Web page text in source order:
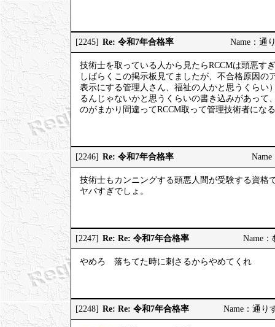
[2245] Re: 令和7年合格率 Name：通
技術士を取っている人から見たらRCCMは頭悪す
しばらくこの掲示板見てましたが、不合格原因
表示にする管理人さん、福祉の人かと思うくら
るんじゃないかと思うくらいの書き込みがあっ
のがまかり間違ってRCCM取って管理技術者にな
[2246] Re: 令和7年合格率
技術士もカンニングする頭悪人間が受験する資格
ヤバすぎでしょ。
[2247] Re: Re: 令和7年合格率 Name
やめろ 落ちてた時に刺さるからやめてくれ
[2248] Re: Re: 令和7年合格率 Name：通り